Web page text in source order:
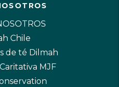
Chile
de té Dilmah
MJF